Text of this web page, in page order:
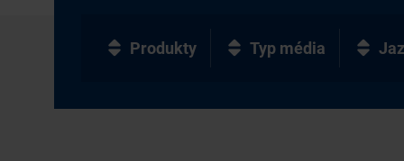
Produkty Typ média